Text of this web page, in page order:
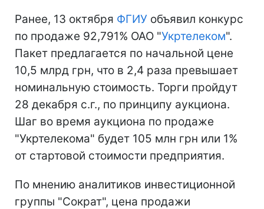
Ранее, 13 октября ФГИУ объявил конкурс
по продаже 92,791% ОАО "Укртелеком".
Пакет предлагается по начальной цене
10,5 млрд грн, что в 2,4 раза превышает
номинальную стоимость. Торги пройдут
28 декабря с.г., по принципу аукциона.
Шаг во время аукциона по продаже
"Укртелекома" будет 105 млн грн или 1%
от стартовой стоимости предприятия.
По мнению аналитиков инвестиционной
группы "Сократ", цена продажи